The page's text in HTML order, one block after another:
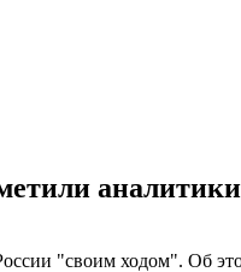
"своим ходом". Об